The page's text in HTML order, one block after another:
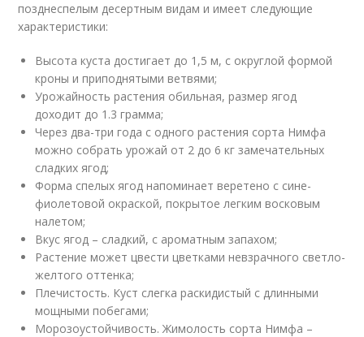
позднеспелым десертным видам и имеет следующие
характеристики:
Высота куста достигает до 1,5 м, с округлой формой
кроны и приподнятыми ветвями;
Урожайность растения обильная, размер ягод
доходит до 1.3 грамма;
Через два-три года с одного растения сорта Нимфа
можно собрать урожай от 2 до 6 кг замечательных
сладких ягод;
Форма спелых ягод напоминает веретено с сине-
фиолетовой окраской, покрытое легким восковым
налетом;
Вкус ягод – сладкий, с ароматным запахом;
Растение может цвести цветками невзрачного светло-
желтого оттенка;
Плечистость. Куст слегка раскидистый с длинными
мощными побегами;
Морозоустойчивость. Жимолость сорта Нимфа –